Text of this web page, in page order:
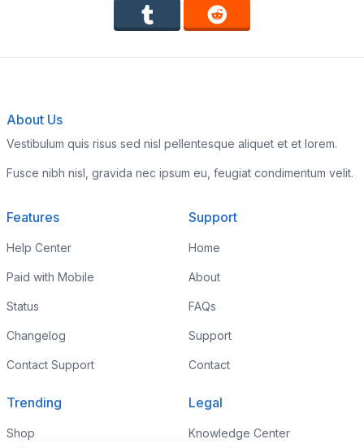
About Us
Vestibulum quis risus sed nisl pellentesque aliquet et et lorem.
Fusce nibh nisl, gravida nec ipsum eu, feugiat condimentum velit.
Features
Help Center
Paid with Mobile
Status
Changelog
Contact Support
Support
Home
About
FAQs
Support
Contact
Trending
Shop
Legal
Knowledge Center